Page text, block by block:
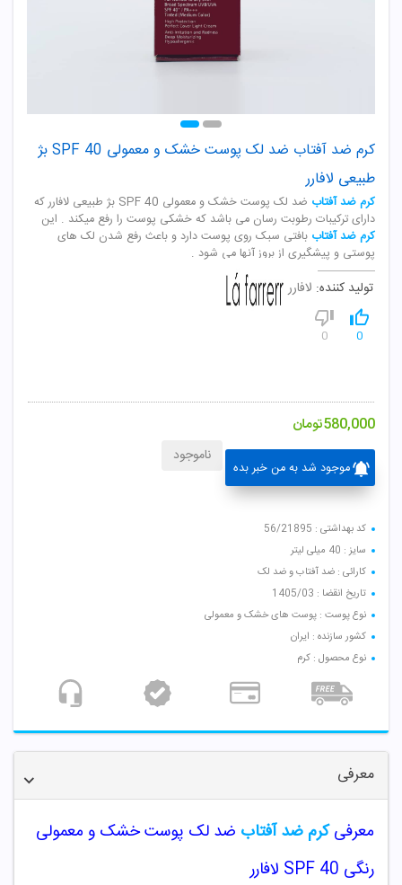
کرم ضد آفتاب ضد لک پوست خشک و معمولی SPF 40 بژ
طبیعی لافارر
کرم ضد آفتاب
ضد لک پوست خشک و معمولی SPF 40 بژ طبیعی لافارر که
دارای ترکیبات رطوبت رسان می باشد که خشکی پوست را رفع میکند . این
کرم ضد آفتاب بافتی سبک روی پوست دارد و باعث رفع شدن لک های
پوستی و پیشگیری از بروز آنها می شود .
تولید کننده: لافارر
0
0
580,000تومان
موجود شد به من خبر بده
ناموجود
کد بهداشتی : 56/21895
سایز : 40 میلی لیتر
کارائی : ضد آفتاب و ضد لک
تاریخ انقضا : 1405/03
نوع پوست : پوست های خشک و معمولی
کشور سازنده : ایران
نوع محصول : کرم
معرفی
معرفیکرم ضد آفتاب ضد لک پوست خشک و معمولی
رنگی SPF 40 لافارر